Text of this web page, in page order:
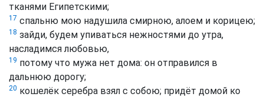
тканями Египетскими;
17 спальню мою надушила смирною, алоем и корицею;
18 зайди, будем упиваться нежностями до утра,
насладимся любовью,
19 потому что мужа нет дома: он отправился в
дальнюю дорогу;
20 кошелёк серебра взял с собою; придёт домой ко